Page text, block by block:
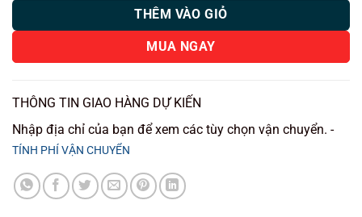
THÊM VÀO GIỎ
MUA NGAY
THÔNG TIN GIAO HÀNG DỰ KIẾN
Nhập địa chỉ của bạn để xem các tùy chọn vận chuyển. -
TÍNH PHÍ VẬN CHUYỂN